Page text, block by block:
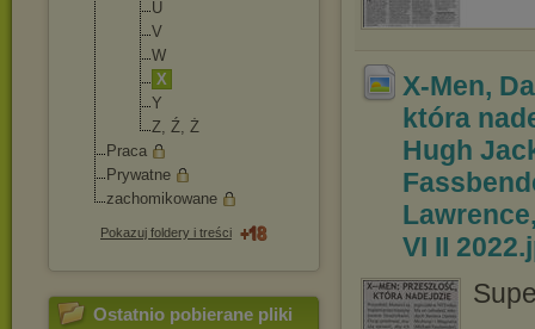
U
V
W
X
Y
Z, Ź, Ż
Praca
Prywatne
zachomikowane
Pokazuj foldery i treści
Ostatnio pobierane pliki
X-Men,
która
Hugh
VI II 2022